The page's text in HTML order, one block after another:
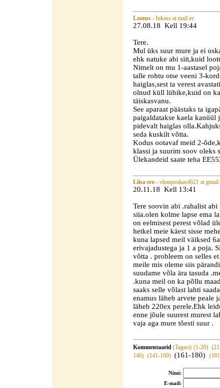
Lootus - Inkass at mail.ee
27.08.18 Kell 19:44
Tere.
Mul üks suur mure ja ei
ehk natuke abi siit,kuid
Nimelt on mu 1-aastasel
talle rohtu otse veeni 3-
haiglas,sest ta verest
olnud küll lühike,kuid on
täiskasvanu.
See aparaat päästaks ta
paigaldatakse kaela kanüül
pidevalt haiglas
seda kuskilt võtta.
Kodus ootavaf meid 2-
klassi ja suurim soov oleks
Ülekandeid saate teha
Liisa ero - vlempsukas4621 at
20.11.18 Kell 13:41
Tere soovin abi .rahalist
siia.olen kolme lapse ema
on eelmisest perest võlad
hetkel meie käest sisse
kuna lapsed meil väiksed
erivajadustega ja 1 a poja.
võtta . probleem on selles
meile mis oleme siis
suudame võla ära tasuda
.kuna meil on ka põllu
saaks selle võlast lahti
enamus läheb arvete peale
läheb 220ex perele.Ehk
enne jõule suurest murest
vaja aga mure tõesti suur .
Kommentaarid (Tagasi) (1-20)
140) (141-160) (161-180)
Nimi:
E-mail: